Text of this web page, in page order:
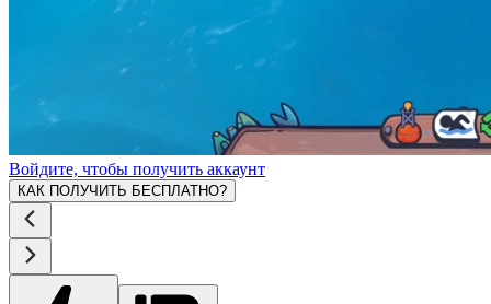
Войдите, чтобы получить аккаунт
КАК ПОЛУЧИТЬ БЕСПЛАТНО?